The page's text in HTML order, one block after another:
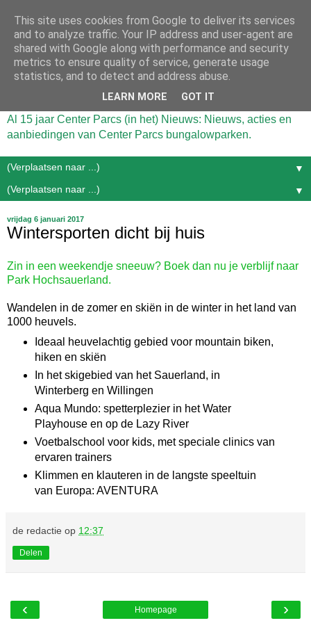
Al 15 jaar Center Parcs (in het) Nieuws: Nieuws, acties en
aanbiedingen van Center Parcs bungalowparken.
▼
▼
vrijdag 6 januari 2017
Wintersporten dicht bij huis
Zin in een weekendje sneeuw? Boek dan nu je verblijf naar
Park Hochsauerland.
Wandelen in de zomer en skiën in de winter in het land van
1000 heuvels.
Ideaal heuvelachtig gebied voor mountain biken,
hiken en skiën
In het skigebied van het Sauerland, in
Winterberg en Willingen
Aqua Mundo: spetterplezier in het Water
Playhouse en op de Lazy River
Voetbalschool voor kids, met speciale clinics van
ervaren trainers
Klimmen en klauteren in de langste speeltuin
van Europa: AVENTURA
de redactie op 12:37
Delen
‹ ›
Homepage
This site uses cookies from Google to deliver its services
and to analyze traffic. Your IP address and user-agent are
shared with Google along with performance and security
metrics to ensure quality of service, generate usage
statistics, and to detect and address abuse.
LEARN MORE GOT IT